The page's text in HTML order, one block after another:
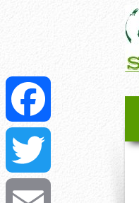
Facebook
Twitter